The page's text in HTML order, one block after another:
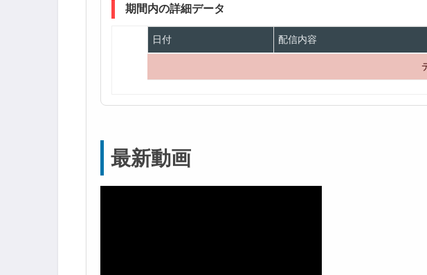
期間内の詳細データ
日付 配信内容
最新動画